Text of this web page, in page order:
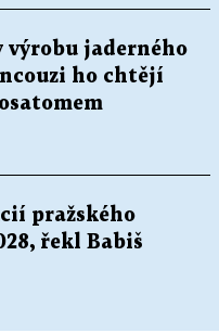
výrobu jaderného
ho chtějí
pražského
řekl Babiš